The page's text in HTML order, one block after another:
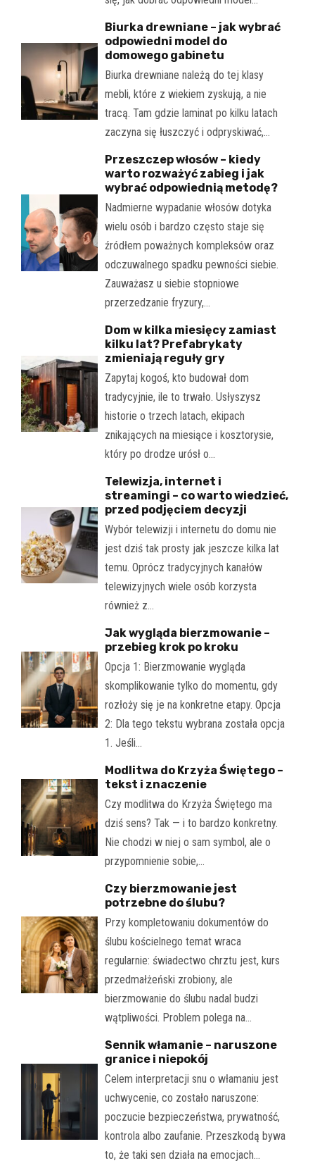
Biurka drewniane – jak wybrać
odpowiedni model do
domowego gabinetu
Biurka drewniane należą do tej klasy
mebli, które z wiekiem zyskują, a nie
tracą. Tam gdzie laminat po kilku latach
zaczyna się łuszczyć i odpryskiwać,…
Przeszczep włosów – kiedy
warto rozważyć zabieg i jak
wybrać odpowiednią metodę?
Nadmierne wypadanie włosów dotyka
wielu osób i bardzo często staje się
źródłem poważnych kompleksów oraz
odczuwalnego spadku pewności siebie.
Zauważasz u siebie stopniowe
przerzedzanie fryzury,…
Dom w kilka miesięcy zamiast
kilku lat? Prefabrykaty
zmieniają reguły gry
Zapytaj kogoś, kto budował dom
tradycyjnie, ile to trwało. Usłyszysz
historie o trzech latach, ekipach
znikających na miesiące i kosztorysie,
który po drodze urósł o…
Telewizja, internet i
streamingi – co warto wiedzieć,
przed podjęciem decyzji
Wybór telewizji i internetu do domu nie
jest dziś tak prosty jak jeszcze kilka lat
temu. Oprócz tradycyjnych kanałów
telewizyjnych wiele osób korzysta
również z…
Jak wygląda bierzmowanie –
przebieg krok po kroku
Opcja 1: Bierzmowanie wygląda
skomplikowanie tylko do momentu, gdy
rozłoży się je na konkretne etapy. Opcja
2: Dla tego tekstu wybrana została opcja
1. Jeśli…
Modlitwa do Krzyża Świętego –
tekst i znaczenie
Czy modlitwa do Krzyża Świętego ma
dziś sens? Tak — i to bardzo konkretny.
Nie chodzi w niej o sam symbol, ale o
przypomnienie sobie,…
Czy bierzmowanie jest
potrzebne do ślubu?
Przy kompletowaniu dokumentów do
ślubu kościelnego temat wraca
regularnie: świadectwo chrztu jest, kurs
przedmałżeński zrobiony, ale
bierzmowanie do ślubu nadal budzi
wątpliwości. Problem polega na…
Sennik włamanie – naruszone
granice i niepokój
Celem interpretacji snu o włamaniu jest
uchwycenie, co zostało naruszone:
poczucie bezpieczeństwa, prywatność,
kontrola albo zaufanie. Przeszkodą bywa
to, że taki sen działa na emocjach…